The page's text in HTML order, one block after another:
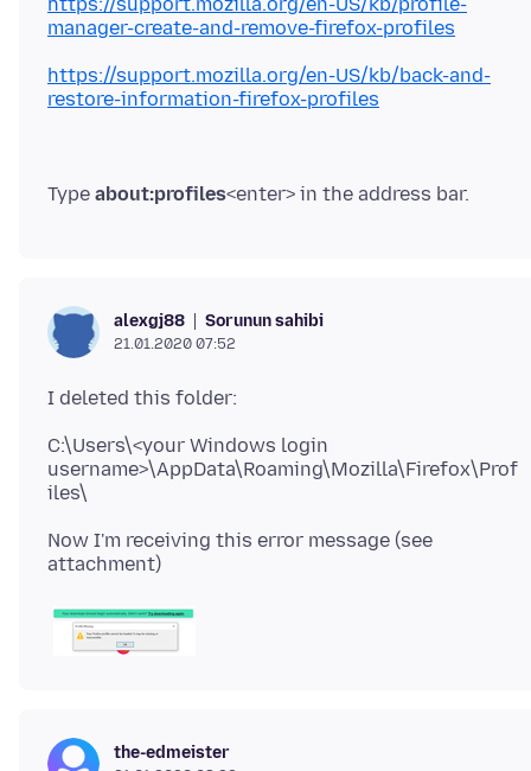
manager-create-and-remove-firefox-profiles
https://support.mozilla.org/en-US/kb/back-and-
restore-information-firefox-profiles
Type about:profiles
alexgj88 Sorunun sahibi
21.01.2020 07:52
C:\Users\<your Windows login
username>\AppData\Roaming\Mozilla\Firefox\Prof
Now I'm receiving this error message (see
the-edmeister